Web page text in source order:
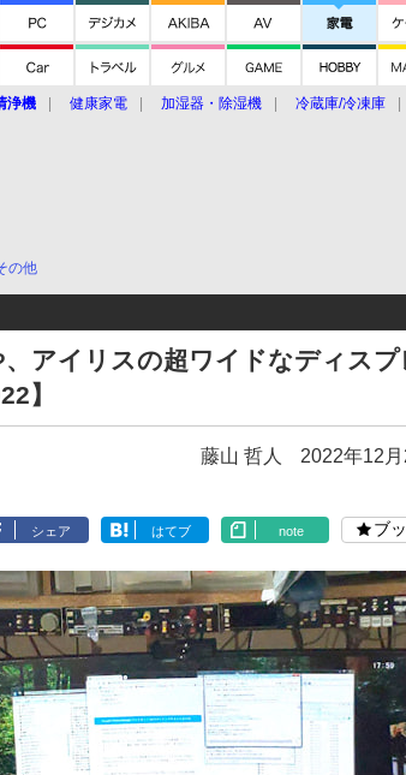
浄機 健康家電 加湿器・除湿機 冷蔵庫/冷凍庫
の他
、アイリスの超ワイドなディス
】
藤山 哲人 2022年12
シェア はてブ note ブ